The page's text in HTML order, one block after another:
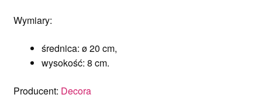
Wymiary:
średnica: ø 20 cm,
wysokość: 8 cm.
Producent: Decora